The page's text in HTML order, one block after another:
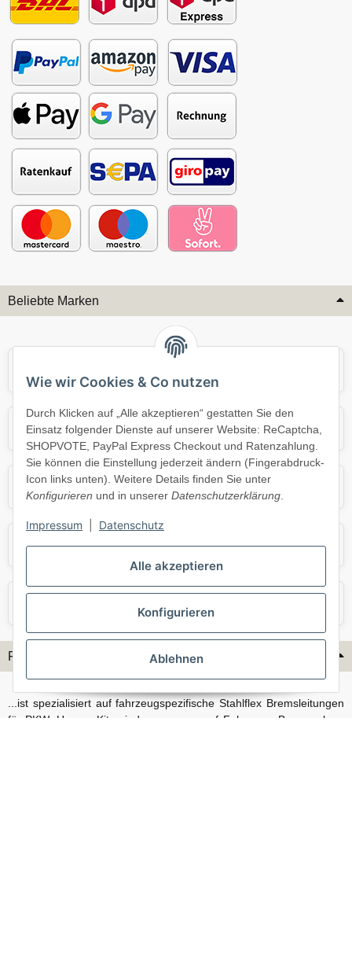
Alle akzeptieren
Konfigurieren
Ablehnen
Wie wir Cookies & Co nutzen
Durch Klicken auf „Alle akzeptieren“ gestatten Sie den
Einsatz folgender Dienste auf unserer Website: ReCaptcha,
SHOPVOTE, PayPal Express Checkout und Ratenzahlung.
Sie können die Einstellung jederzeit ändern (Fingerabdruck-
Icon links unten). Weitere Details finden Sie unter
Konfigurieren und in unserer Datenschutzerklärung.
Impressum Datenschutz
Beliebte Marken
Mercedes Mini
Opel Porsche
Skoda Smart
Flex-Hydraulik...
...ist spezialisiert auf fahrzeugspezifische Stahlflex Bremsleitungen
für PKW. Unsere Kits sind passgenau auf Fahrzeug, Bremsanlage